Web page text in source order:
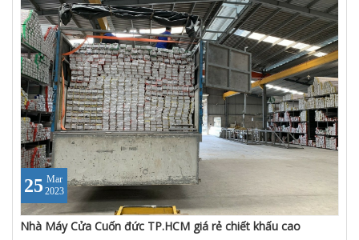
25 Mar
2023
Nhà Máy Cửa Cuốn đức TP.HCM giá rẻ chiết khấu cao